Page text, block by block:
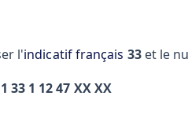
l'indicatif français 33et le
33 1 12 47 XX XX